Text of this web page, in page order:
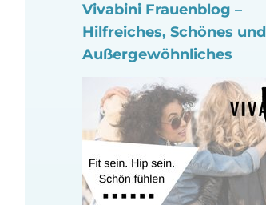
Vivabini Frauenblog –
Hilfreiches, Schönes und
Außergewöhnliches